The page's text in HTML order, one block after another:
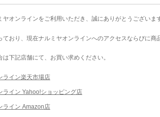
ヤオンラインをご利用いただき、誠にありがとうございま
ており、現在ナルミヤオンラインへのアクセスならびに商
は下記店舗にて、お買い求めください。
ライン楽天市場店
ライン Yahoo!ショッピング店
ライン Amazon店